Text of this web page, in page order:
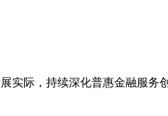
际，持续深化普惠金融服务